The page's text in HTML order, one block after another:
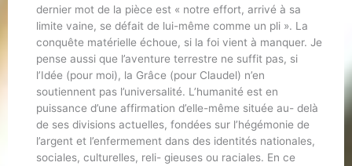
dernier mot de la pièce est « notre effort, arrivé à sa
limite vaine, se défait de lui-même comme un pli ». La
conquête matérielle échoue, si la foi vient à manquer. Je
pense aussi que l’aventure terrestre ne suffit pas, si
l’Idée (pour moi), la Grâce (pour Claudel) n’en
soutiennent pas l’universalité. L’humanité est en
puissance d’une affirmation d’elle-même située au- delà
de ses divisions actuelles, fondées sur l’hégémonie de
l’argent et l’enfermement dans des identités nationales,
sociales, culturelles, reli- gieuses ou raciales. En ce